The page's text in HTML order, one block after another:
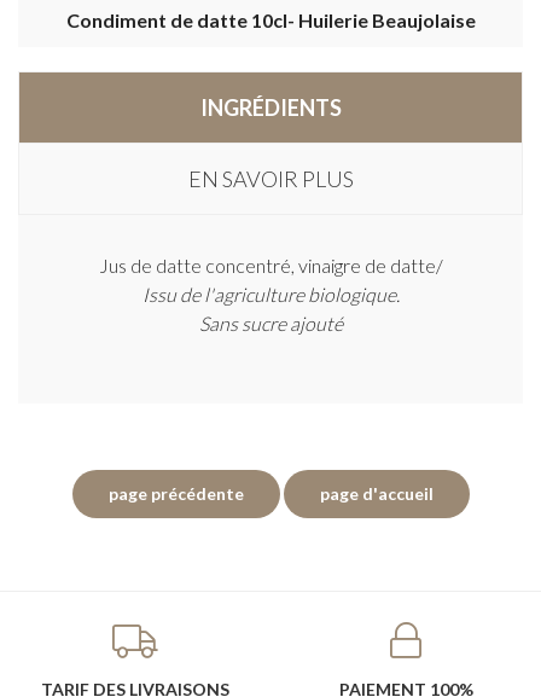
Condiment de datte 10cl- Huilerie Beaujolaise
INGRÉDIENTS
EN SAVOIR PLUS
Jus de datte concentré, vinaigre de datte/
Issu de l'agriculture biologique.
Sans sucre ajouté
TARIF DES LIVRAISONS
PAIEMENT 100%